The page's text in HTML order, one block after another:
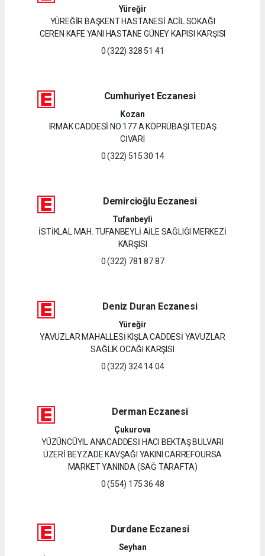
Yüreğir
YÜREĞİR BAŞKENT HASTANESİ ACİL SOKAĞI
CEREN KAFE YANI HASTANE GÜNEY KAPISI KARŞISI
0 (322) 328 51 41
Cumhuriyet Eczanesi
Kozan
IRMAK CADDESİ NO:177 A KÖPRÜBAŞI TEDAŞ
CİVARI
0 (322) 515 30 14
Demircioğlu Eczanesi
Tufanbeyli
İSTİKLAL MAH. TUFANBEYLİ AİLE SAĞLIĞI MERKEZİ
KARŞISI
0 (322) 781 87 87
Deniz Duran Eczanesi
Yüreğir
YAVUZLAR MAHALLESİ KIŞLA CADDESİ YAVUZLAR
SAĞLIK OCAĞI KARŞISI
0 (322) 324 14 04
Derman Eczanesi
Çukurova
YÜZÜNCÜYIL ANACADDESİ HACI BEKTAŞ BULVARI
ÜZERİ BEYZADE KAVŞAĞI YAKINI CARREFOURSA
MARKET YANINDA (SAĞ TARAFTA)
0 (554) 175 36 48
Durdane Eczanesi
Seyhan